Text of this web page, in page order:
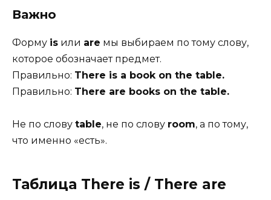
Важно
Форму is или are мы выбираем по тому слову,
которое обозначает предмет.
Правильно: There is a book on the table.
Правильно: There are books on the table.
Не по слову table, не по слову room, а по тому,
что именно «есть».
Таблица There is / There are